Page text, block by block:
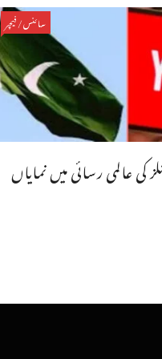
سائنس/فیچر
کی عالمی رسائی میں نمایاں